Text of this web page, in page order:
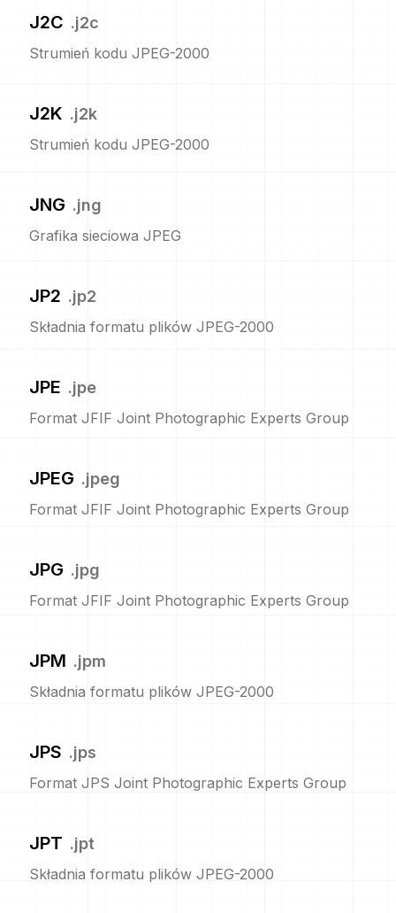
J2C .j2c
Strumień kodu JPEG-2000
J2K .j2k
Strumień kodu JPEG-2000
JNG .jng
Grafika sieciowa JPEG
JP2 .jp2
Składnia formatu plików JPEG-2000
JPE .jpe
Format JFIF Joint Photographic Experts Group
JPEG .jpeg
Format JFIF Joint Photographic Experts Group
JPG .jpg
Format JFIF Joint Photographic Experts Group
JPM .jpm
Składnia formatu plików JPEG-2000
JPS .jps
Format JPS Joint Photographic Experts Group
JPT .jpt
Składnia formatu plików JPEG-2000